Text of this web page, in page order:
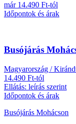
már 14.490 Ft-tól
Időpontok és árak
Busójárás
Magyarország /
14.490 Ft-tól
Ellátás: leírás szerint
Időpontok és árak
Busójárás Mohácson